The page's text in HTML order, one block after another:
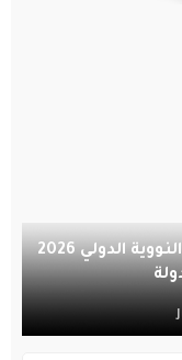
المملكة تستضيف أولمبياد العلوم النووية الدولي 2026